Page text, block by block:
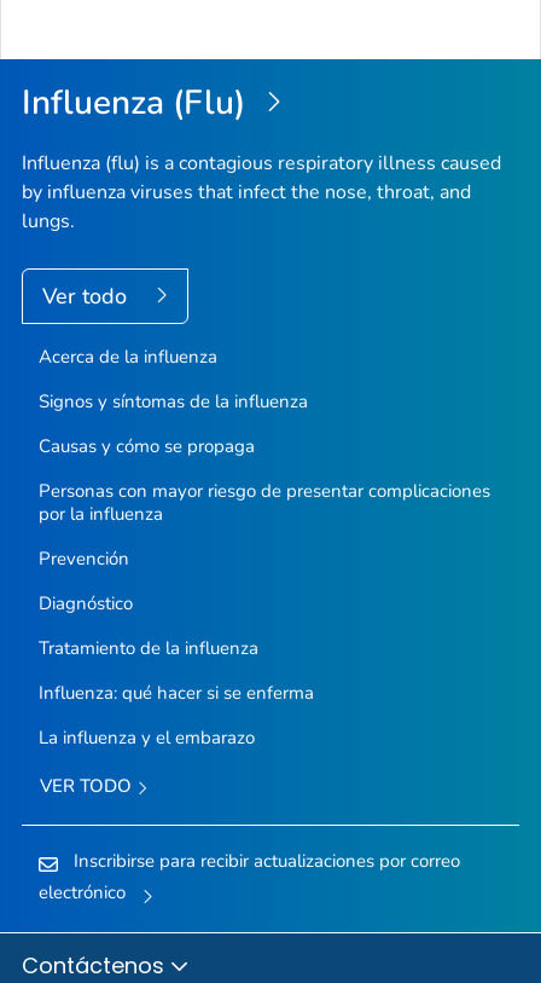
Influenza (Flu)
Influenza (flu) is a contagious respiratory illness caused
by influenza viruses that infect the nose, throat, and
lungs.
Ver todo
Acerca de la influenza
Signos y síntomas de la influenza
Causas y cómo se propaga
Personas con mayor riesgo de presentar complicaciones
por la influenza
Prevención
Diagnóstico
Tratamiento de la influenza
Influenza: qué hacer si se enferma
La influenza y el embarazo
VER TODO
Inscribirse para recibir actualizaciones por correo
electrónico
Contáctenos